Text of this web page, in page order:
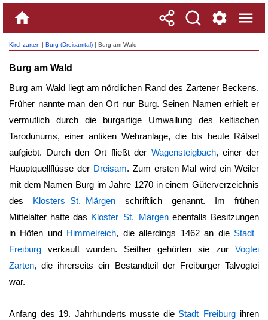
Kirchzarten | Burg (Dreisamtal) | Burg am Wald
Burg am Wald
Burg am Wald liegt am nördlichen Rand des Zartener Beckens.
Früher nannte man den Ort nur Burg. Seinen Namen erhielt er
vermutlich durch die burgartige Umwallung des keltischen
Tarodunums, einer antiken Wehranlage, die bis heute Rätsel
aufgiebt. Durch den Ort fließt der Wagensteigbach, einer der
Hauptquellflüsse der Dreisam. Zum ersten Mal wird ein Weiler
mit dem Namen Burg im Jahre 1270 in einem Güterverzeichnis
des Klosters St. Märgen schriftlich genannt. Im frühen
Mittelalter hatte das Kloster St. Märgen ebenfalls Besitzungen
in Höfen und Himmelreich, die allerdings 1462 an die Stadt
Freiburg verkauft wurden. Seither gehörten sie zur Vogtei
Zarten, die ihrerseits ein Bestandteil der Freiburger Talvogtei
war.
Anfang des 19. Jahrhunderts musste die Stadt Freiburg ihren